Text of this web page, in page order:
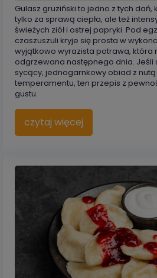
Gulasz gruziński to jedno z tych
tylko za sprawą ciepła, ale też
świeżych ziół i ostrej papryki. Pod
czaszuszuli kryje się prosta w
wyjątkowo wyrazista potrawa, która
odgrzewana następnego dnia. Jeśli
sycący, jednogarnkowy obiad z
temperamentu, ten przepis z
gustu.
czytaj więcej